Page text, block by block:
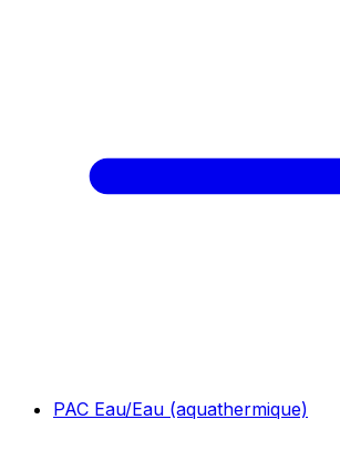
PAC Eau/Eau (aquathermique)